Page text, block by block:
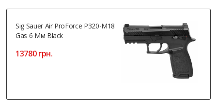
Sig Sauer Air ProForce P320-M18
Gas 6 Мм Black
13780 грн.